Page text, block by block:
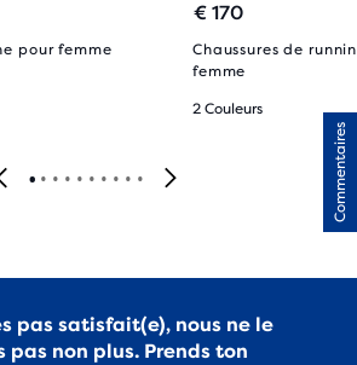
pour femme
€ 170
Chaussures de
femme
2 Couleurs
pas satisfait(e), nous ne le
pas non plus. Prends ton
Commentaires